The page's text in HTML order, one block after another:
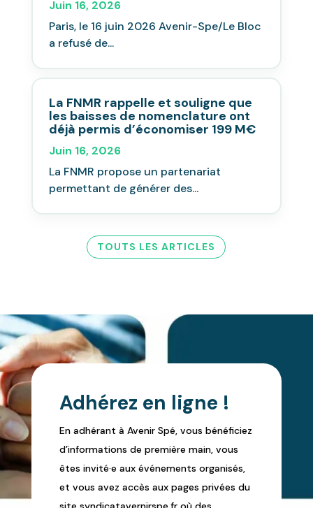
Juin 16, 2026
Paris, le 16 juin 2026 Avenir-Spe/Le Bloc
a refusé de...
La FNMR rappelle et souligne que
les baisses de nomenclature ont
déjà permis d’économiser 199 M€
Juin 16, 2026
La FNMR propose un partenariat
permettant de générer des...
TOUTS LES ARTICLES
Adhérez en ligne !
En adhérant à Avenir Spé, vous bénéficiez
d’informations de première main, vous
êtes invité·e aux événements organisés,
et vous avez accès aux pages privées du